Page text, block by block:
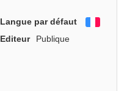
Langue par défaut
Editeur
Publique